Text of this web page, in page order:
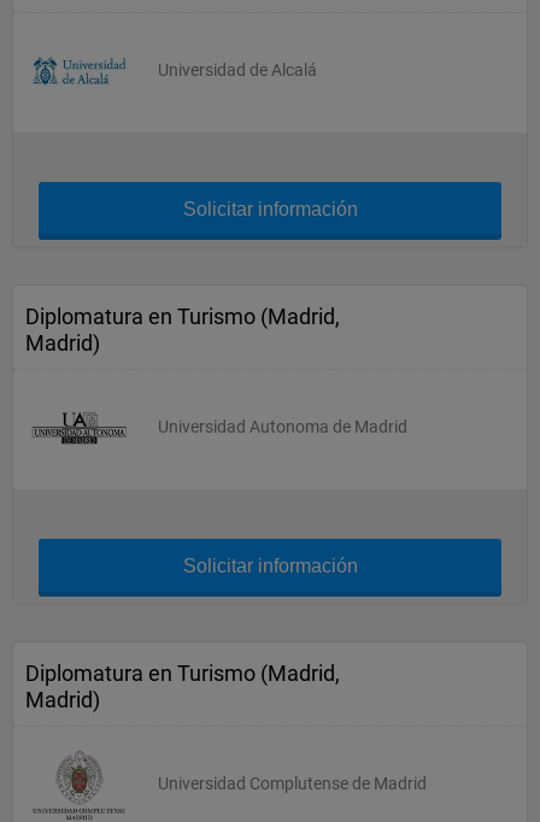
Universidad de Alcalá
Solicitar información
Diplomatura en Turismo (Madrid,
Madrid)
Universidad Autonoma de Madrid
Solicitar información
Diplomatura en Turismo (Madrid,
Madrid)
Universidad Complutense de Madrid